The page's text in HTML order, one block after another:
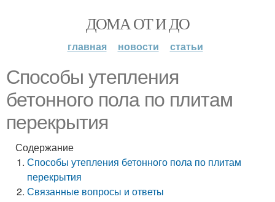
ДОМА ОТ И ДО
главная новости статьи
Способы утепления
бетонного пола по плитам
перекрытия
Содержание
Способы утепления бетонного пола по плитам
перекрытия
Связанные вопросы и ответы